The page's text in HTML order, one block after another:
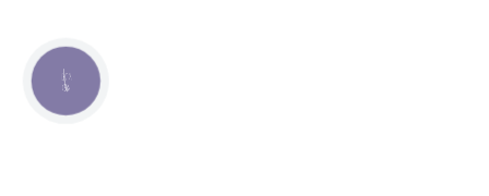
КНОПКА
СВЯЗИ